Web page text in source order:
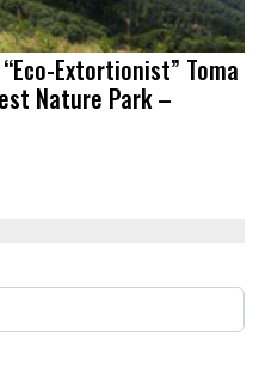
Extortionist” Toma
Nature Park –